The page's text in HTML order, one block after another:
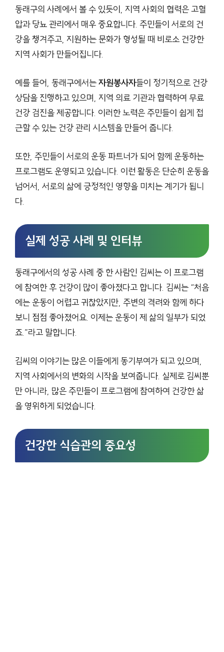
동래구의 사례에서 볼 수 있듯이, 지역 사회의 협력은 고혈
압과 당뇨 관리에서 매우 중요합니다. 주민들이 서로의 건
강을 챙겨주고, 지원하는 문화가 형성될 때 비로소 건강한
지역 사회가 만들어집니다.
예를 들어, 동래구에서는자원봉사자들이 정기적으로 건강
상담을 진행하고 있으며, 지역 의료 기관과 협력하여 무료
건강 검진을 제공합니다. 이러한 노력은 주민들이 쉽게 접
근할 수 있는 건강 관리 시스템을 만들어 줍니다.
또한, 주민들이 서로의 운동 파트너가 되어 함께 운동하는
프로그램도 운영되고 있습니다. 이런 활동은 단순히 운동을
넘어서, 서로의 삶에 긍정적인 영향을 미치는 계기가 됩니
다.
실제 성공 사례 및 인터뷰
동래구에서의 성공 사례 중 한 사람인 김씨는 이 프로그램
에 참여한 후 건강이 많이 좋아졌다고 합니다. 김씨는 “처음
에는 운동이 어렵고 귀찮았지만, 주변의 격려와 함께 하다
보니 점점 좋아졌어요. 이제는 운동이 제 삶의 일부가 되었
죠.”라고 말합니다.
김씨의 이야기는 많은 이들에게 동기부여가 되고 있으며,
지역 사회에서의 변화의 시작을 보여줍니다. 실제로 김씨뿐
만 아니라, 많은 주민들이 프로그램에 참여하여 건강한 삶
을 영위하게 되었습니다.
건강한 식습관의 중요성